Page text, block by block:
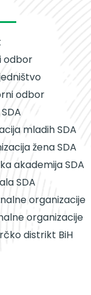
odbor
odbor
mladih SDA
žena SDA
akademija SDA
SDA
organizacije
organizacije
distrikt BiH